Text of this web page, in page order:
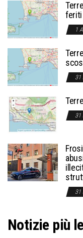
feriti
1
31
31
31
Notizie più